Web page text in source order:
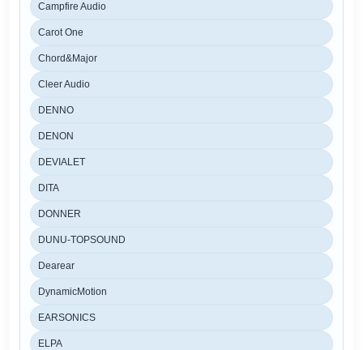
Campfire Audio
Carot One
Chord&Major
Cleer Audio
DENNO
DENON
DEVIALET
DITA
DONNER
DUNU-TOPSOUND
Dearear
DynamicMotion
EARSONICS
ELPA